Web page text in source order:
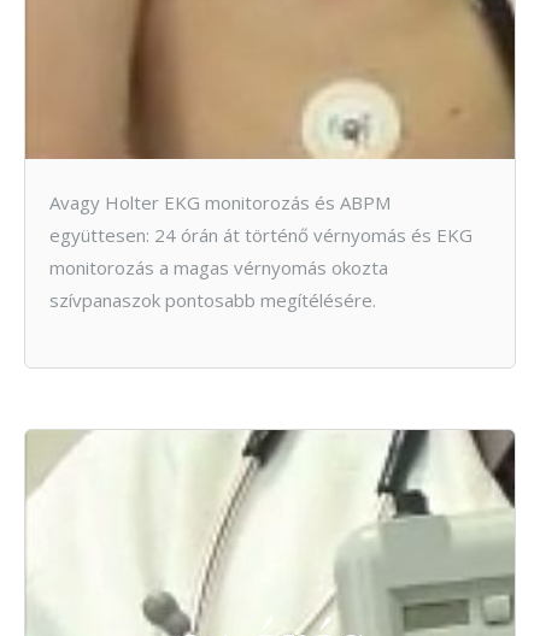
Avagy Holter EKG monitorozás és ABPM
együttesen: 24 órán át történő vérnyomás és EKG
monitorozás a magas vérnyomás okozta
szívpanaszok pontosabb megítélésére.